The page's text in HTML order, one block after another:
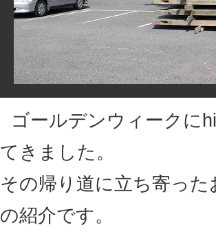
ゴールデンウィークに
てきました。
その帰り道に立ち寄っ
の紹介です。